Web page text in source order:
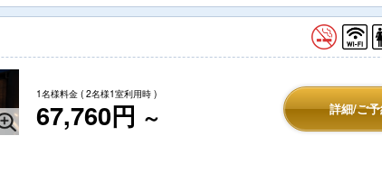
1名様料金 ( 2名様1室利用時 )
67,760円 ～ 詳細/ご